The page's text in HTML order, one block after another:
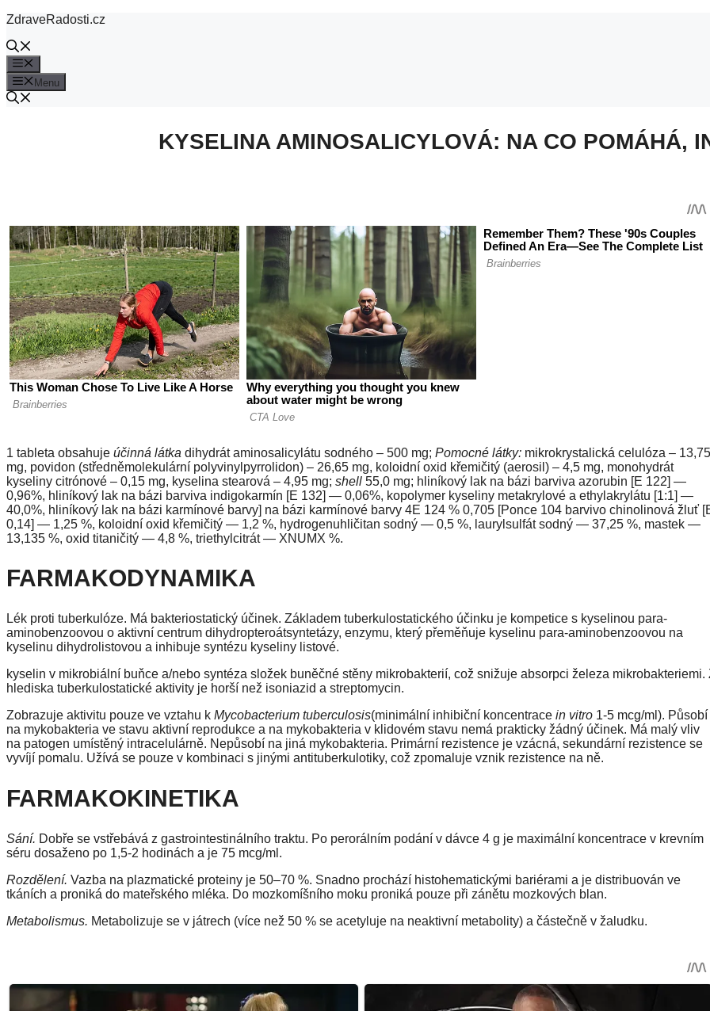
Přeskočit
obsah
ZdraveRadosti.cz
Menu
KYSELINA AMINOSALICYLOVÁ: NA CO POMÁHÁ,
1 tableta obsahuje účinná látka dihydrát aminosalicylátu sodného – 500 mg; Pomocné látky: mikrokrystalická celulóza – 13,75
mg, povidon (středněmolekulární polyvinylpyrrolidon) – 26,65 mg, koloidní oxid křemičitý (aerosil) – 4,5 mg, monohydrát
kyseliny citrónové – 0,15 mg, kyselina stearová – 4,95 mg; shell 55,0 mg; hliníkový lak na bázi barviva azorubin [E 122] —
0,96%, hliníkový lak na bázi barviva indigokarmín [E 132] — 0,06%, kopolymer kyseliny metakrylové a ethylakrylátu [1:1] —
40,0%, hliníkový lak na bázi karmínové barvy] na bázi karmínové barvy 4E 124 % 0,705 [Ponce 104 barvivo chinolinová žluť
0,14] — 1,25 %, koloidní oxid křemičitý — 1,2 %, hydrogenuhličitan sodný — 0,5 %, laurylsulfát sodný — 37,25 %, mastek —
13,135 %, oxid titaničitý — 4,8 %, triethylcitrát — XNUMX %.
FARMAKODYNAMIKA
Lék proti tuberkulóze. Má bakteriostatický účinek. Základem tuberkulostatického účinku je kompetice s kyselinou para-
aminobenzoovou o aktivní centrum dihydropteroátsyntetázy, enzymu, který přeměňuje kyselinu para-aminobenzoovou na
kyselinu dihydrolistovou a inhibuje syntézu kyseliny listové.
kyselin v mikrobiální buňce a/nebo syntéza složek buněčné stěny mikrobakterií, což snižuje absorpci železa mikrobakteriemi.
hlediska tuberkulostatické aktivity je horší než isoniazid a streptomycin.
Zobrazuje aktivitu pouze ve vztahu k Mycobacterium tuberculosis(minimální inhibiční koncentrace in vitro 1-5 mcg/ml). Působí
na mykobakteria ve stavu aktivní reprodukce a na mykobakteria v klidovém stavu nemá prakticky žádný účinek. Má malý vliv
na patogen umístěný intracelulárně. Nepůsobí na jiná mykobakteria. Primární rezistence je vzácná, sekundární rezistence se
vyvíjí pomalu. Užívá se pouze v kombinaci s jinými antituberkulotiky, což zpomaluje vznik rezistence na ně.
FARMAKOKINETIKA
Sání. Dobře se vstřebává z gastrointestinálního traktu. Po perorálním podání v dávce 4 g je maximální koncentrace v krevním
séru dosaženo po 1,5-2 hodinách a je 75 mcg/ml.
Rozdělení. Vazba na plazmatické proteiny je 50–70 %. Snadno prochází histohematickými bariérami a je distribuován ve
tkáních a proniká do mateřského mléka. Do mozkomíšního moku proniká pouze při zánětu mozkových blan.
Metabolismus. Metabolizuje se v játrech (více než 50 % se acetyluje na neaktivní metabolity) a částečně v žaludku.